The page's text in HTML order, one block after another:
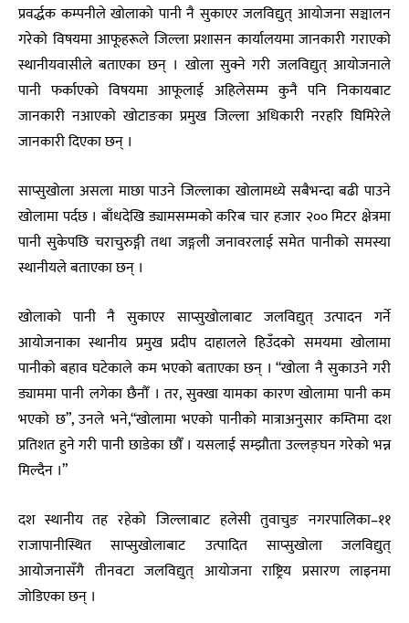
प्रवर्द्धक कम्पनीले खोलाको पानी नै सुकाएर जलविद्युत् आयोजना सञ्चालन
गरेको विषयमा आफूहरूले जिल्ला प्रशासन कार्यालयमा जानकारी गराएको
स्थानीयवासीले बताएका छन् । खोला सुक्ने गरी जलविद्युत् आयोजनाले
पानी फर्काएको विषयमा आफूलाई अहिलेसम्म कुनै पनि निकायबाट
जानकारी नआएको खोटाङका प्रमुख जिल्ला अधिकारी नरहरि घिमिरेले
जानकारी दिएका छन् ।
साप्सुखोला असला माछा पाउने जिल्लाका खोलामध्ये सबैभन्दा बढी पाउने
खोलामा पर्दछ । बाँधदेखि ड्यामसम्मको करिब चार हजार २०० मिटर क्षेत्रमा
पानी सुकेपछि चराचुरुङ्गी तथा जङ्गली जनावरलाई समेत पानीको समस्या
स्थानीयले बताएका छन् ।
खोलाको पानी नै सुकाएर साप्सुखोलाबाट जलविद्युत् उत्पादन गर्ने
आयोजनाका स्थानीय प्रमुख प्रदीप दाहालले हिउँदको समयमा खोलामा
पानीको बहाव घटेकाले कम भएको बताएका छन् । “खोला नै सुकाउने गरी
ड्याममा पानी लगेका छैनौँ । तर, सुक्खा यामका कारण खोलामा पानी कम
भएको छ”, उनले भने,“खोलामा भएको पानीको मात्राअनुसार कम्तिमा दश
प्रतिशत हुने गरी पानी छाडेका छौँ । यसलाई सम्झौता उल्लङ्घन गरेको भन्न
मिल्दैन ।”
दश स्थानीय तह रहेको जिल्लाबाट हलेसी तुवाचुङ नगरपालिका–११
राजापानीस्थित साप्सुखोलाबाट उत्पादित साप्सुखोला जलविद्युत्
आयोजनासँगै तीनवटा जलविद्युत् आयोजना राष्ट्रिय प्रसारण लाइनमा
जोडिएका छन् ।